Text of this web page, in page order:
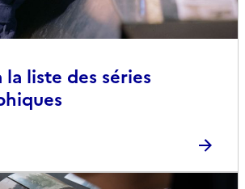
liste des séries